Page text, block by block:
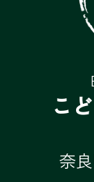
こ
奈